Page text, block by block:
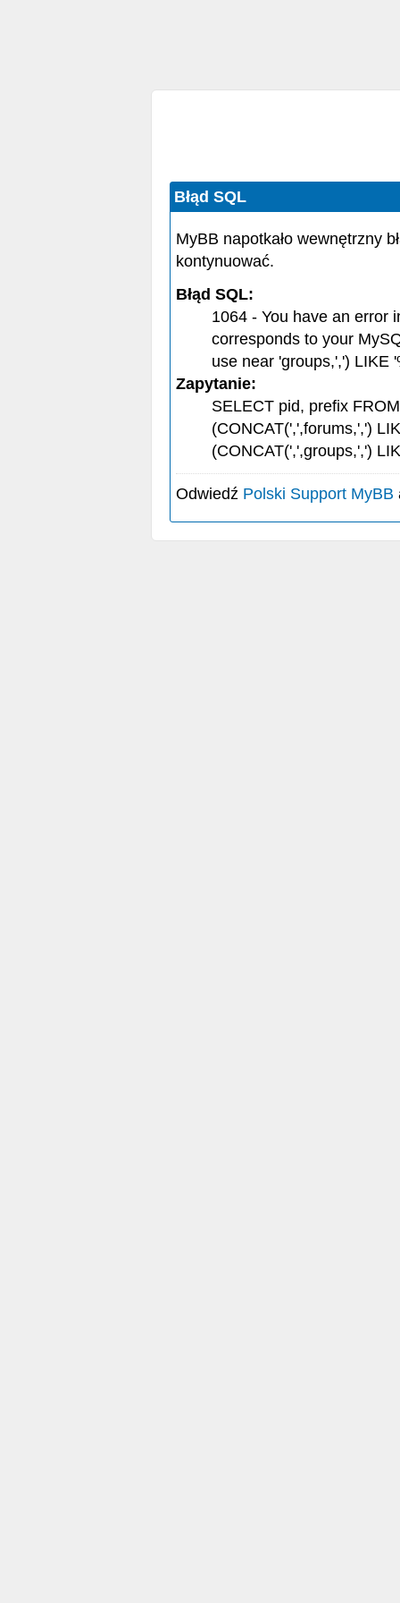
Błąd SQL
MyBB napotkało wewnętrzny
kontynuować.
Błąd SQL:
1064 - You have an error
corresponds to your
use near 'groups,',') LIKE
Zapytanie:
SELECT pid, prefix
(CONCAT(',',forums,',')
(CONCAT(',',groups,',')
Odwiedź Polski Support MyBB